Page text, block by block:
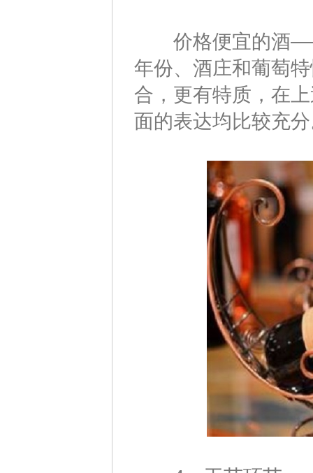
价格便宜的酒
年份、酒庄和葡萄
合，更有特质，在
面的表达均比较充